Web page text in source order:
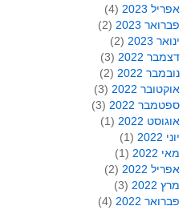
אפריל 2023
(4)
פברואר 2023
(2)
ינואר 2023
(2)
דצמבר 2022
(3)
נובמבר 2022
(2)
אוקטובר 2022
(3)
ספטמבר 2022
(3)
אוגוסט 2022
(1)
יוני 2022
(1)
מאי 2022
(1)
אפריל 2022
(2)
מרץ 2022
(3)
פברואר 2022
(4)